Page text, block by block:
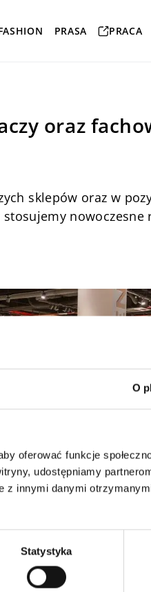
O
oferować funkcje
udostępniamy
z innymi danymi
Statystyka
PRASA PRACA
oraz
sklepów oraz w
nowoczesne
prezentacja
jak również w